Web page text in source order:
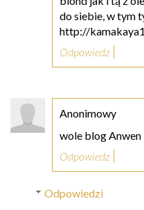
do siebie, w tym
http://
Odpowiedz
Anonimowy
wole blog Anwen
Odpowiedz
Odpowiedzi